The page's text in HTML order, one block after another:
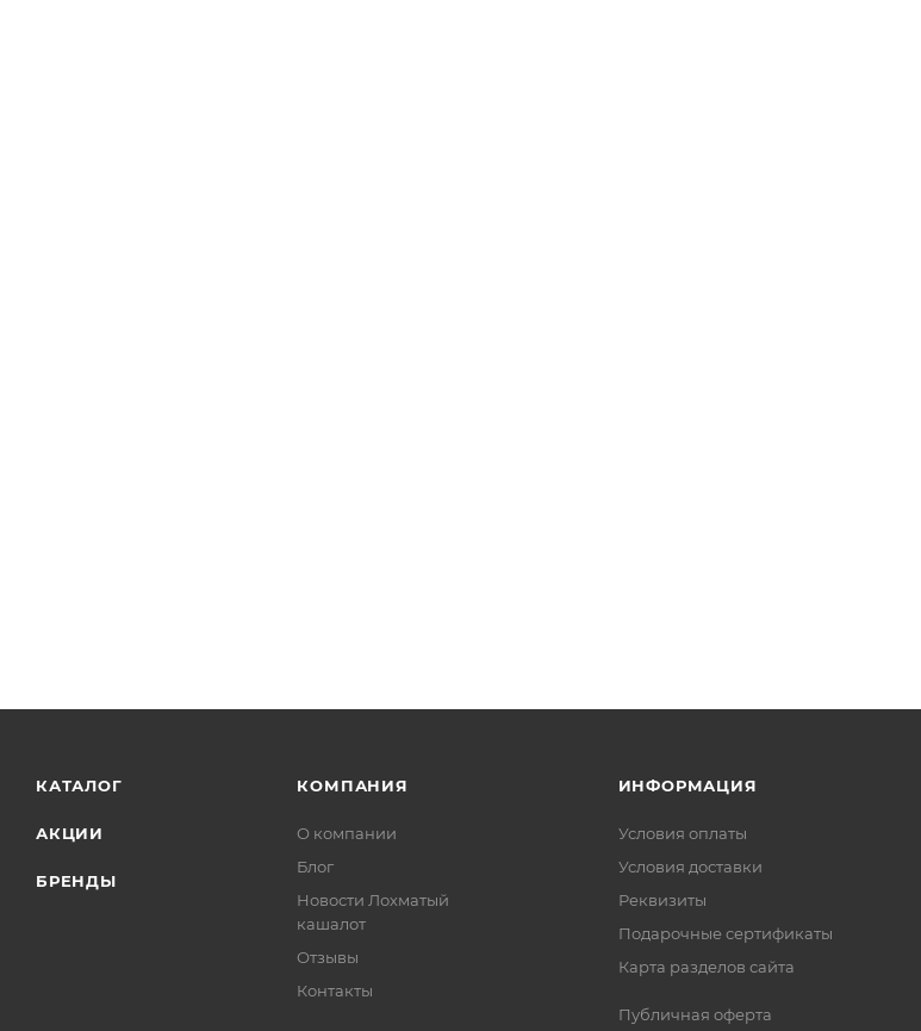
КАТАЛОГ
АКЦИИ
БРЕНДЫ
КОМПАНИЯ
О компании
Блог
Новости Лохматый
кашалот
Отзывы
Контакты
ИНФОРМАЦИЯ
Условия оплаты
Условия доставки
Реквизиты
Подарочные сертификаты
Карта разделов сайта
Публичная оферта